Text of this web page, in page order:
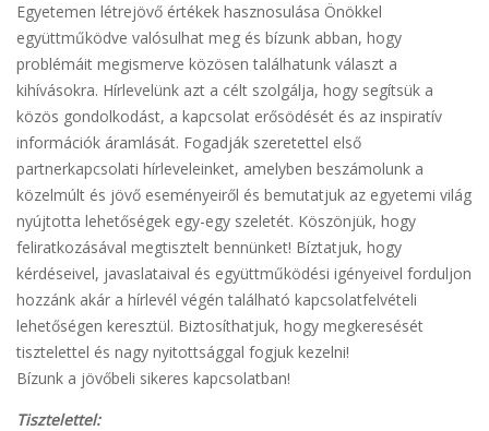
Egyetemen létrejövő értékek hasznosulása Önökkel
együttműködve valósulhat meg és bízunk abban, hogy
problémáit megismerve közösen találhatunk választ a
kihívásokra. Hírlevelünk azt a célt szolgálja, hogy segítsük a
közös gondolkodást, a kapcsolat erősödését és az inspiratív
információk áramlását. Fogadják szeretettel első
partnerkapcsolati hírleveleinket, amelyben beszámolunk a
közelmúlt és jövő eseményeiről és bemutatjuk az egyetemi világ
nyújtotta lehetőségek egy-egy szeletét. Köszönjük, hogy
feliratkozásával megtisztelt bennünket! Bíztatjuk, hogy
kérdéseivel, javaslataival és együttműködési igényeivel forduljon
hozzánk akár a hírlevél végén található kapcsolatfelvételi
lehetőségen keresztül. Biztosíthatjuk, hogy megkeresését
tisztelettel és nagy nyitottsággal fogjuk kezelni!
Bízunk a jövőbeli sikeres kapcsolatban!
Tisztelettel: